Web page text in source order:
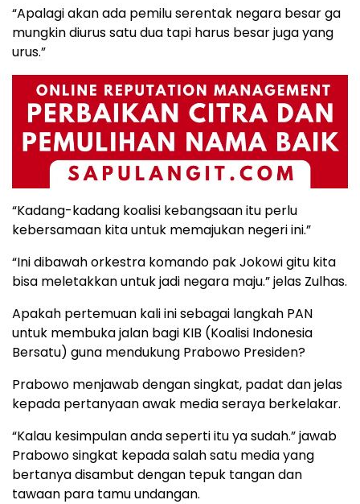
“Apalagi akan ada pemilu serentak negara besar ga
mungkin diurus satu dua tapi harus besar juga yang
urus.”
“Kadang-kadang koalisi kebangsaan itu perlu
kebersamaan kita untuk memajukan negeri ini.”
“Ini dibawah orkestra komando pak Jokowi gitu kita
bisa meletakkan untuk jadi negara maju.” jelas Zulhas.
Apakah pertemuan kali ini sebagai langkah PAN
untuk membuka jalan bagi KIB (Koalisi Indonesia
Bersatu) guna mendukung Prabowo Presiden?
Prabowo menjawab dengan singkat, padat dan jelas
kepada pertanyaan awak media seraya berkelakar.
“Kalau kesimpulan anda seperti itu ya sudah.” jawab
Prabowo singkat kepada salah satu media yang
bertanya disambut dengan tepuk tangan dan
tawaan para tamu undangan.